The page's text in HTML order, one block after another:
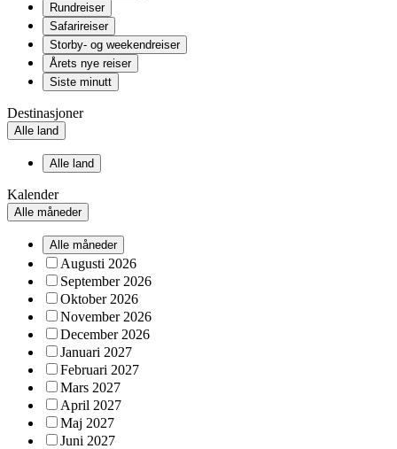
Rundreiser
Safarireiser
Storby- og weekendreiser
Årets nye reiser
Siste minutt
Destinasjoner
Alle land
Alle land
Kalender
Alle måneder
Alle måneder
Augusti 2026
September 2026
Oktober 2026
November 2026
December 2026
Januari 2027
Februari 2027
Mars 2027
April 2027
Maj 2027
Juni 2027